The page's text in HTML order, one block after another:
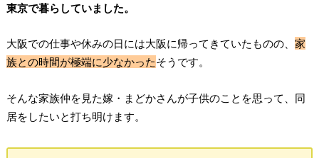
東京で暮らしていました。
大阪での仕事や休みの日には大阪に帰ってきていたものの、 家
族との時間が極端に少なかったそうです。
そんな家族仲を見た嫁・まどかさんが子供のことを思って、同
居をしたいと打ち明けます。